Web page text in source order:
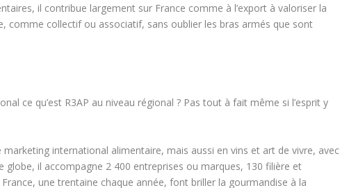
il contribue largement sur France comme à l’export à valoriser la
comme collectif ou associatif, sans oublier les bras armés que sont
ce qu’est R3AP au niveau régional ? Pas tout à fait même si l’esprit y
international alimentaire, mais aussi en vins et art de vivre, avec
globe, il accompagne 2 400 entreprises ou marques, 130 filière et
une trentaine chaque année, font briller la gourmandise à la